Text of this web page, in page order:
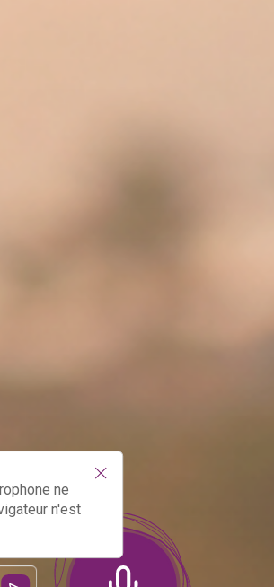
ne
n'est